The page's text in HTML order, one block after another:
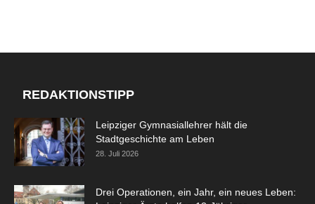
REDAKTIONSTIPP
Leipziger Gymnasiallehrer hält die
Stadtgeschichte am Leben
28. Juli 2026
Drei Operationen, ein Jahr, ein neues Leben: